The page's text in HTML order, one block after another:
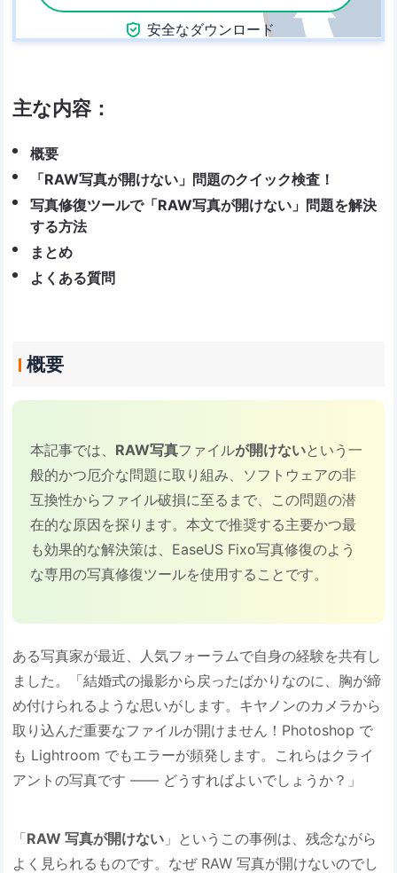
 安全なダウンロード
主な内容：
概要
「RAW写真が開けない」問題のクイック検査！
写真修復ツールで「RAW写真が開けない」問題を解決
する方法
まとめ
よくある質問
概要
本記事では、 RAW写真ファイルが開けないという一
般的かつ厄介な問題に取り組み、ソフトウェアの非
互換性からファイル破損に至るまで、この問題の潜
在的な原因を探ります。本文で推奨する主要かつ最
も効果的な解決策は、EaseUS Fixo写真修復のよう
な専用の写真修復ツールを使用することです。
ある写真家が最近、人気フォーラムで自身の経験を共有し
ました。「結婚式の撮影から戻ったばかりなのに、胸が締
め付けられるような思いがします。キヤノンのカメラから
取り込んだ重要なファイルが開けません！Photoshop で
も Lightroom でもエラーが頻発します。これらはクライ
アントの写真です —— どうすればよいでしょうか？」
「RAW 写真が開けない 」というこの事例は、残念ながら
よく見られるものです。なぜ RAW 写真が開けないのでし